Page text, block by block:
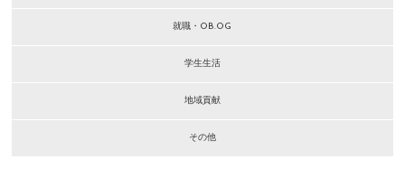
就職・OB.OG
学生生活
地域貢献
その他